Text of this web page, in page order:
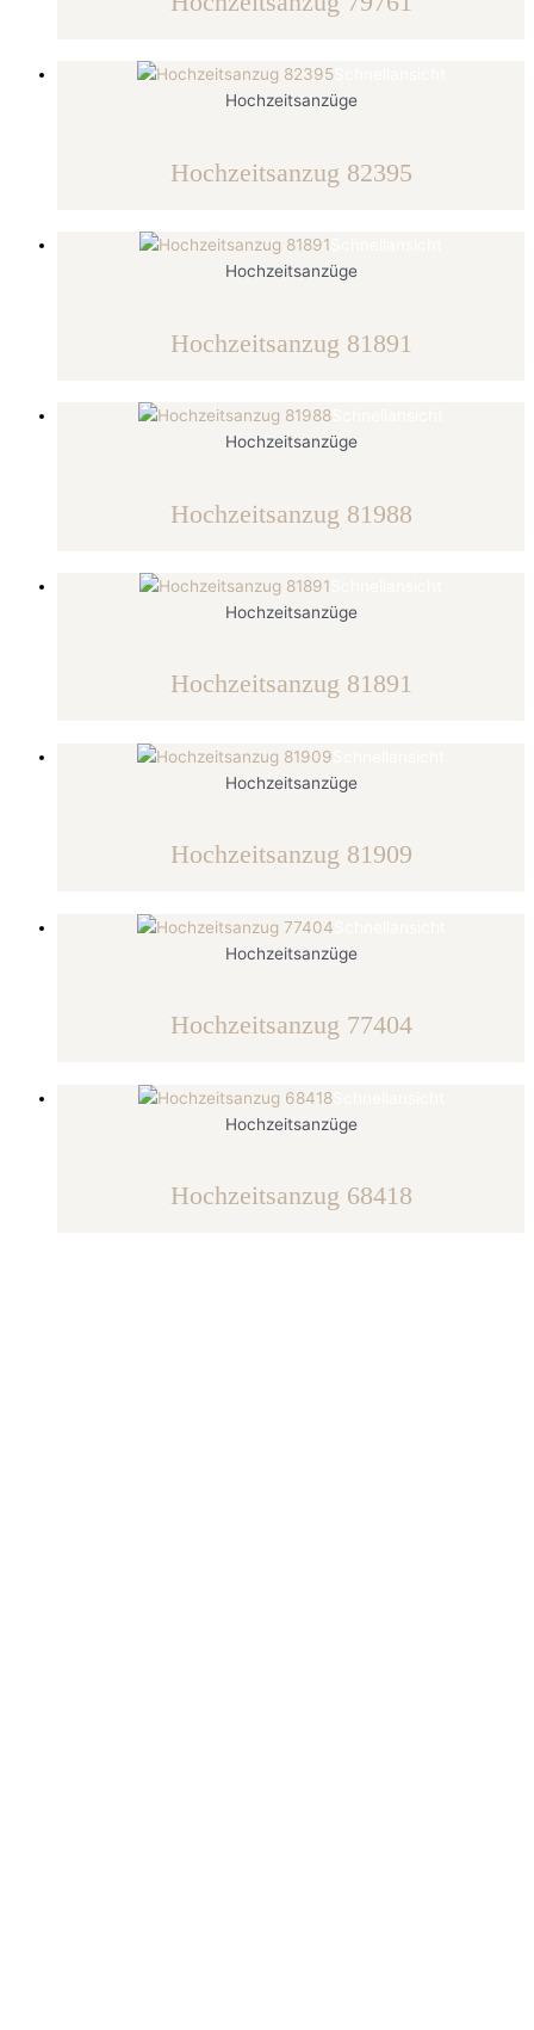
Schnellansicht
Hochzeitsanzüge
Hochzeitsanzug 82395
Hochzeitsanzüge
Hochzeitsanzug 81891
Hochzeitsanzüge
Hochzeitsanzug 81988
Hochzeitsanzüge
Hochzeitsanzug 81891
Hochzeitsanzüge
Hochzeitsanzug 81909
Hochzeitsanzüge
Hochzeitsanzug 77404
Schnellansicht
Hochzeitsanzüge
Hochzeitsanzug 68418